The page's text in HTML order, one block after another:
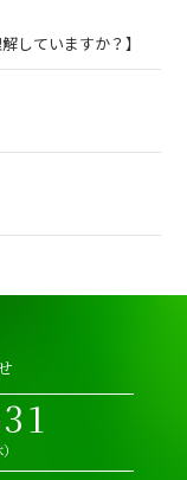
していますか？】